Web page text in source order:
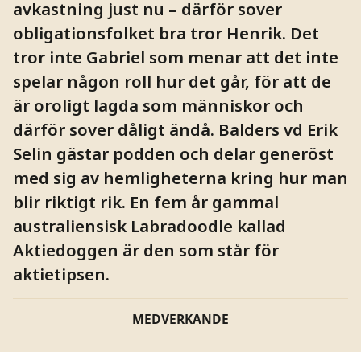
avkastning just nu – därför sover
obligationsfolket bra tror Henrik. Det
tror inte Gabriel som menar att det inte
spelar någon roll hur det går, för att de
är oroligt lagda som människor och
därför sover dåligt ändå. Balders vd Erik
Selin gästar podden och delar generöst
med sig av hemligheterna kring hur man
blir riktigt rik. En fem år gammal
australiensisk Labradoodle kallad
Aktiedoggen är den som står för
aktietipsen.
MEDVERKANDE